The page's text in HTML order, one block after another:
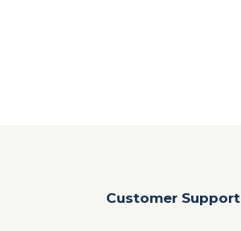
Customer Support